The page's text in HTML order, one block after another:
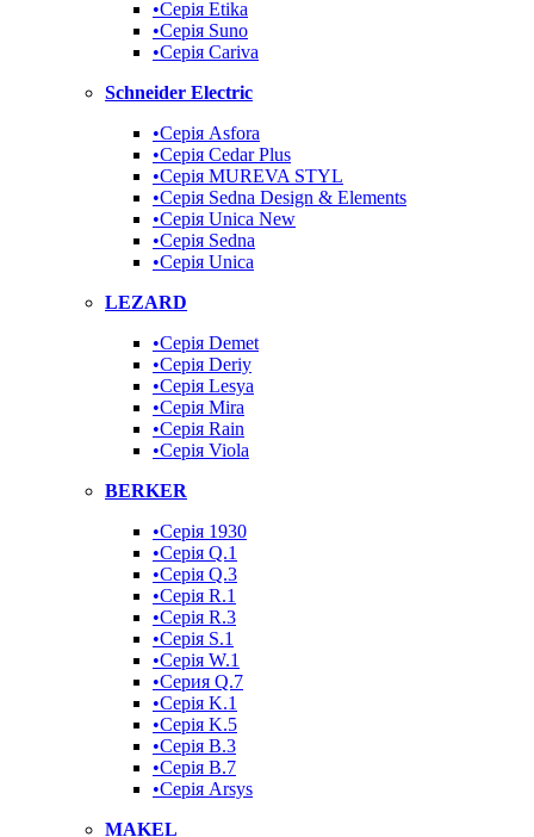
•Серія Etika
•Серія Suno
•Cерія Cariva
Schneider Electric
•Серія Asfora
•Серія Cedar Plus
•Серія MUREVA STYL
•Серія Sedna Design & Elements
•Серія Unica New
•Серія Sedna
•Серія Unica
LEZARD
•Серія Demet
•Серія Deriy
•Серія Lesya
•Серія Mira
•Серія Rain
•Серія Viola
BERKER
•Серія 1930
•Серія Q.1
•Серія Q.3
•Серія R.1
•Серія R.3
•Серія S.1
•Серія W.1
•Серия Q.7
•Серія K.1
•Серія K.5
•Серія B.3
•Серія B.7
•Серія Arsys
MAKEL